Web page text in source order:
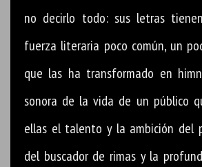
no decirlo todo: sus letras
fuerza literaria poco común, un
que las ha transformado en
sonora de la vida de un público
ellas el talento y la ambición del
del buscador de rimas y la